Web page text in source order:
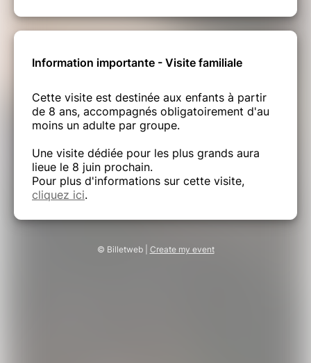
Information importante - Visite familiale
Cette visite est destinée aux enfants à partir
de 8 ans, accompagnés obligatoirement d'au
moins un adulte par groupe.
Une visite dédiée pour les plus grands aura
lieue le 8 juin prochain.
Pour plus d'informations sur cette visite,
cliquez ici.
© Billetweb | Create my event